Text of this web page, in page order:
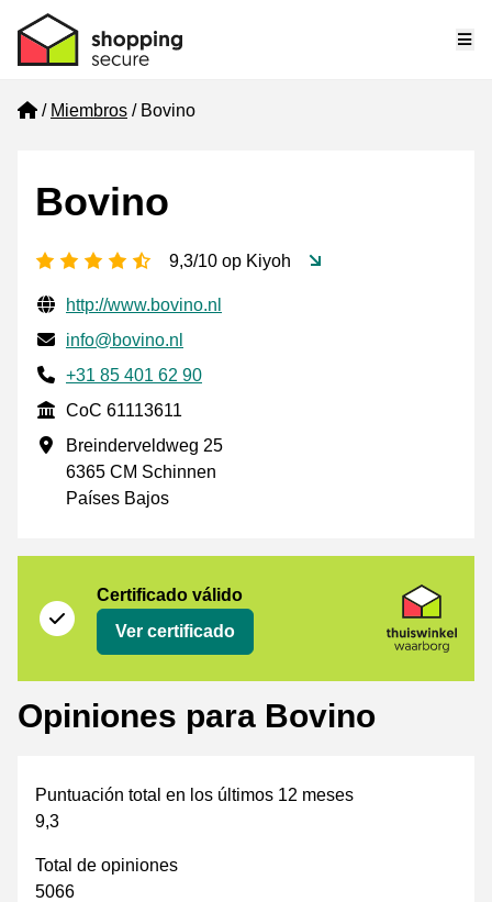
Home
Miembros Bovino
Bovino
[_General:NumberOfStarsPluralFormat]
9,3/10 op Kiyoh
Información de contacto verificada
Website URL
http://www.bovino.nl
Envía un correo electrónico a
info@bovino.nl
Phone number
+31 85 401 62 90
CoC
CoC 61113611
Dirección de la empresa
Breinderveldweg 25
6365 CM Schinnen
Países Bajos
Certificado válido
Ver certificado
Opiniones para Bovino
Puntuación total en los últimos 12 meses
9,3
Total de opiniones
5066